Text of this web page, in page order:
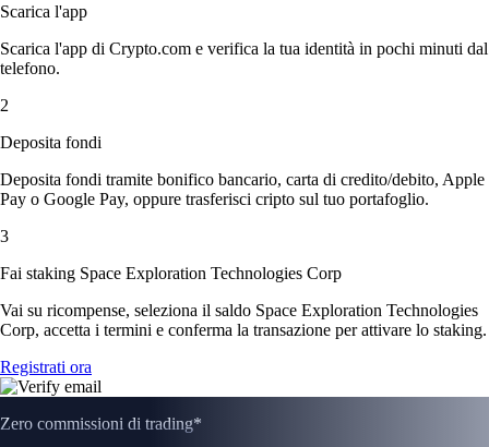
Scarica l'app
Scarica l'app di Crypto.com e verifica la tua identità in pochi minuti dal
telefono.
2
Deposita fondi
Deposita fondi tramite bonifico bancario, carta di credito/debito, Apple
Pay o Google Pay, oppure trasferisci cripto sul tuo portafoglio.
3
Fai staking Space Exploration Technologies Corp
Vai su ricompense, seleziona il saldo Space Exploration Technologies
Corp, accetta i termini e conferma la transazione per attivare lo staking.
Registrati ora
Zero commissioni di trading*